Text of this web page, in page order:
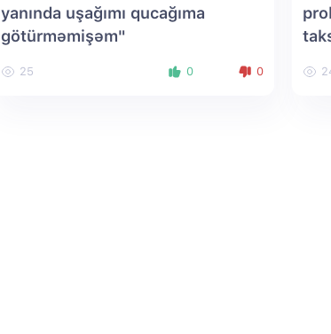
yanında uşağımı qucağıma
götürməmişəm"
25 0 0